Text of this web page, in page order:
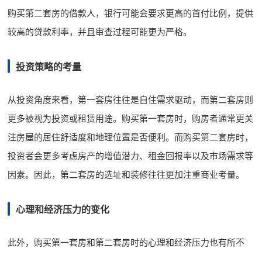
购买第二套房的借款人，银行可能会要求更高的首付比例，提供
较高的贷款利率，并且审查过程可能更为严格。
投资策略的考量
从投资角度来看，第一套房往往是自住需求驱动，而第二套房则
更多被视为投资或租赁用途。购买第一套房时，购房者通常更关
注房屋的居住舒适度和地理位置是否便利。而购买第二套房时，
投资者会更多考虑房产的增值潜力、租金回报率以及市场需求等
因素。因此，第二套房的选址和装修往往更加注重商业考量。
心理和经济压力的变化
此外，购买第一套房和第二套房时的心理和经济压力也有所不